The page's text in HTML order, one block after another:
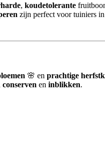
, koudetolerante
zijn perfect voor tuiniers in
🌸 en prachtige
conserven en inblikken.